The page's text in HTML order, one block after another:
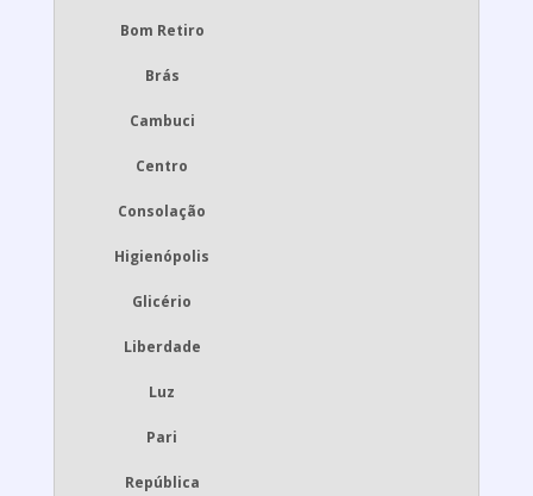
Bom Retiro
Brás
Cambuci
Centro
Consolação
Higienópolis
Glicério
Liberdade
Luz
Pari
República